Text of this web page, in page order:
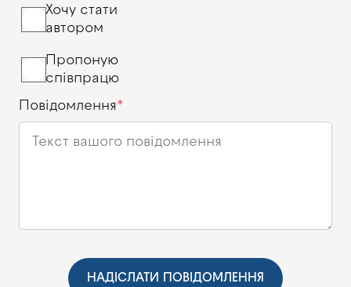
Хочу стати
автором
Пропоную
співпрацю
Повідомлення
НАДІСЛАТИ ПОВІДОМЛЕННЯ